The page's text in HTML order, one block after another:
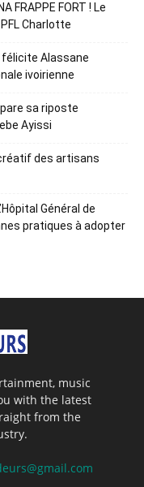
FRAPPE FORT ! Le
Charlotte
félicite Alassane
ivoirienne
sa riposte
Ayissi
des artisans
Général de
pratiques à adopter
music
with the latest
from the